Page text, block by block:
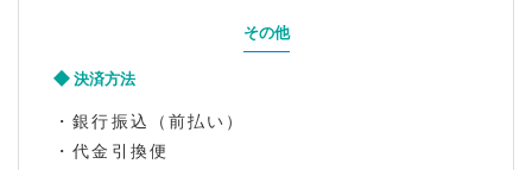
その他
決済方法
・銀行振込（前払い）
・代金引換便